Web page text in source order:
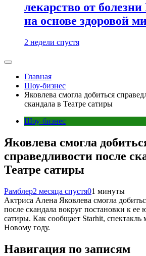
лекарство от
на основе здоровой
2 недели спустя
Главная
Шоу-бизнес
Яковлева смогла добиться
скандала в Театре сатиры
Шоу-бизнес
Яковлева смогла
справедливости после
Театре сатиры
Рамблер2 месяца спустя01 минуты
Актриса Алена Яковлева смогла
после скандала вокруг постановки к ее
сатиры. Как сообщает Starhit,
Новому году.
Навигация по записям